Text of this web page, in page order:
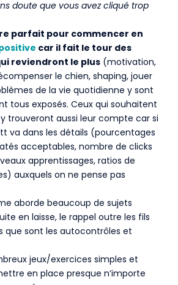
doute que vous avez cliqué trop
parfait pour commencer en
car il fait le tour des
reviendront le plus (motivation,
le chien, shaping, jouer
de la vie quotidienne y sont
tous exposés. Ceux qui souhaitent
trouveront aussi leur compte car si
va dans les détails (pourcentages
acceptables, nombre de clicks
apprentissages, ratios de
auxquels on ne pense pas
aborde beaucoup de sujets
en laisse, le rappel outre les fils
que sont les autocontrôles et
jeux/exercices simples et
en place presque n’importe